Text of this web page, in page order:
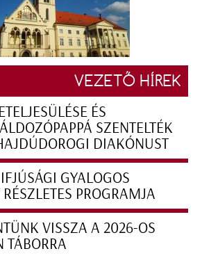
VEZETŐ HÍREK
ÉS
SZENTELTÉK
DIAKÓNUST
GYALOGOS
PROGRAMJA
VISSZA A 2026-OS
TÁBORRA